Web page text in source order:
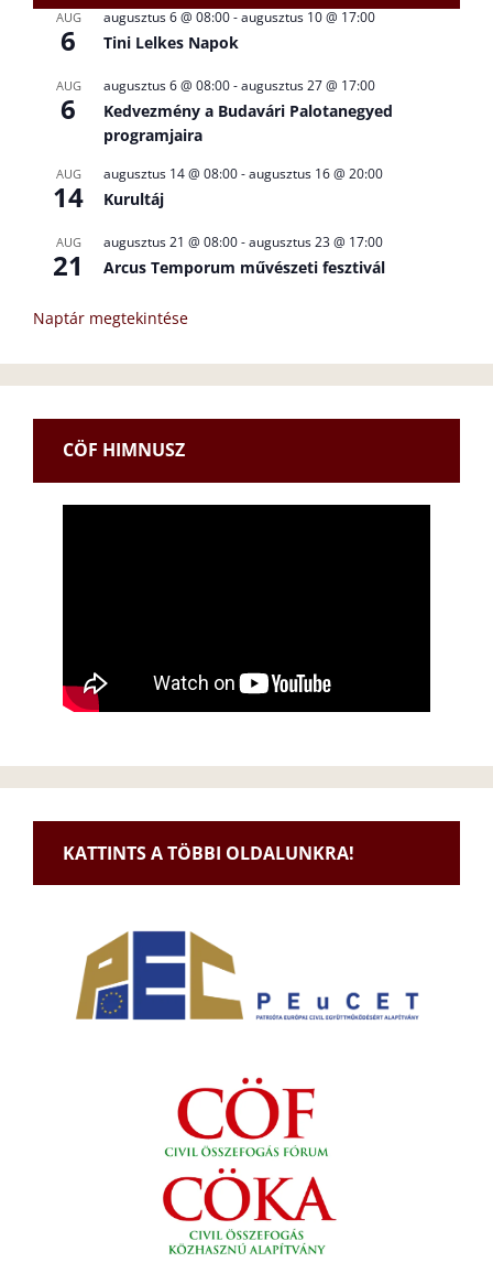
AUG
6
augusztus 6 @ 08:00-augusztus 10 @ 17:00
Tini Lelkes Napok
AUG
6
augusztus 6 @ 08:00-augusztus 27 @ 17:00
Kedvezmény a Budavári Palotanegyed
programjaira
AUG
14
augusztus 14 @ 08:00-augusztus 16 @ 20:00
Kurultáj
AUG
21
augusztus 21 @ 08:00-augusztus 23 @ 17:00
Arcus Temporum művészeti fesztivál
Naptár megtekintése
CÖF HIMNUSZ
KATTINTS A TÖBBI OLDALUNKRA!